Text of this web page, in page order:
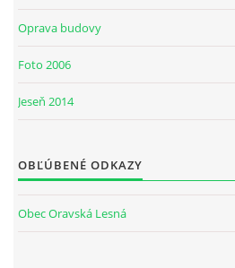
Oprava budovy
Foto 2006
Jeseň 2014
OBĽÚBENÉ ODKAZY
Obec Oravská Lesná